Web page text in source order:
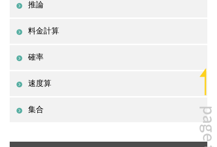
推論
料金計算
確率
速度算
集合